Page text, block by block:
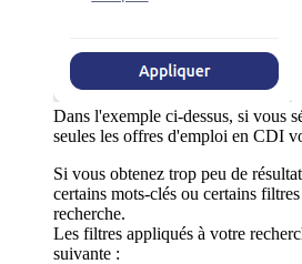
Dans l'exemple ci-dessus, si vous
seules les offres d'emploi en CDI
Si vous obtenez trop peu de
certains mots-clés ou certains
recherche.
Les filtres appliqués à votre
suivante :